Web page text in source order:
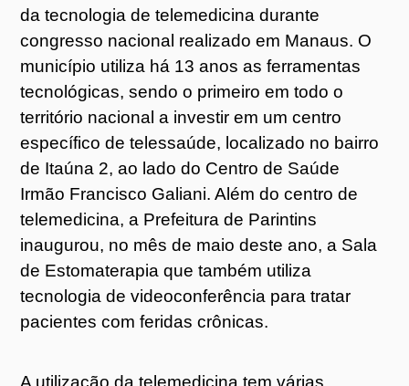
da tecnologia de telemedicina durante
congresso nacional realizado em Manaus. O
município utiliza há 13 anos as ferramentas
tecnológicas, sendo o primeiro em todo o
território nacional a investir em um centro
específico de telessaúde, localizado no bairro
de Itaúna 2, ao lado do Centro de Saúde
Irmão Francisco Galiani. Além do centro de
telemedicina, a Prefeitura de Parintins
inaugurou, no mês de maio deste ano, a Sala
de Estomaterapia que também utiliza
tecnologia de videoconferência para tratar
pacientes com feridas crônicas.
A utilização da telemedicina tem várias